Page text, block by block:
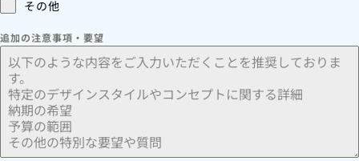
その他
追加の注意事項・要望